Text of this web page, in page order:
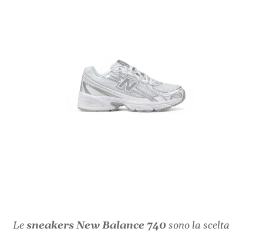
Lesneakers New Balance 740sono la scelta